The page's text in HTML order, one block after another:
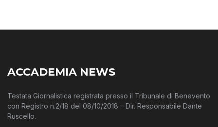
ACCADEMIA NEWS
Testata Giornalistica registrata presso il Tribunale di Benevento
con Registro n.2/18 del 08/10/2018 – Dir. Responsabile Dante
Ruscello.